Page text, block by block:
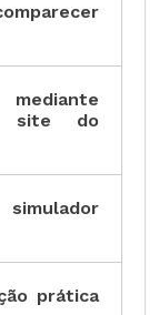
site do
prática